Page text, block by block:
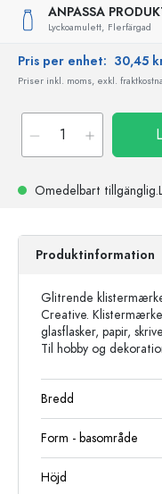
ANPASSA
Lyckoamulett, Flerfärgad
Pris per enhet: 30,45
Priser inkl. moms, exkl.
Omedelbart tillgänglig.
Produktinformation
Glitrende
Creative.
glasflasker, papir,
Til hobby og
Bredd
Form - basområde
Höjd